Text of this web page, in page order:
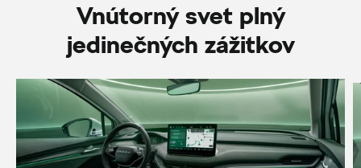
Vnútorný svet plný
jedinečných zážitkov